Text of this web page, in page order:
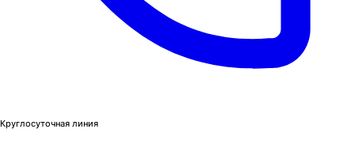
Круглосуточная линия